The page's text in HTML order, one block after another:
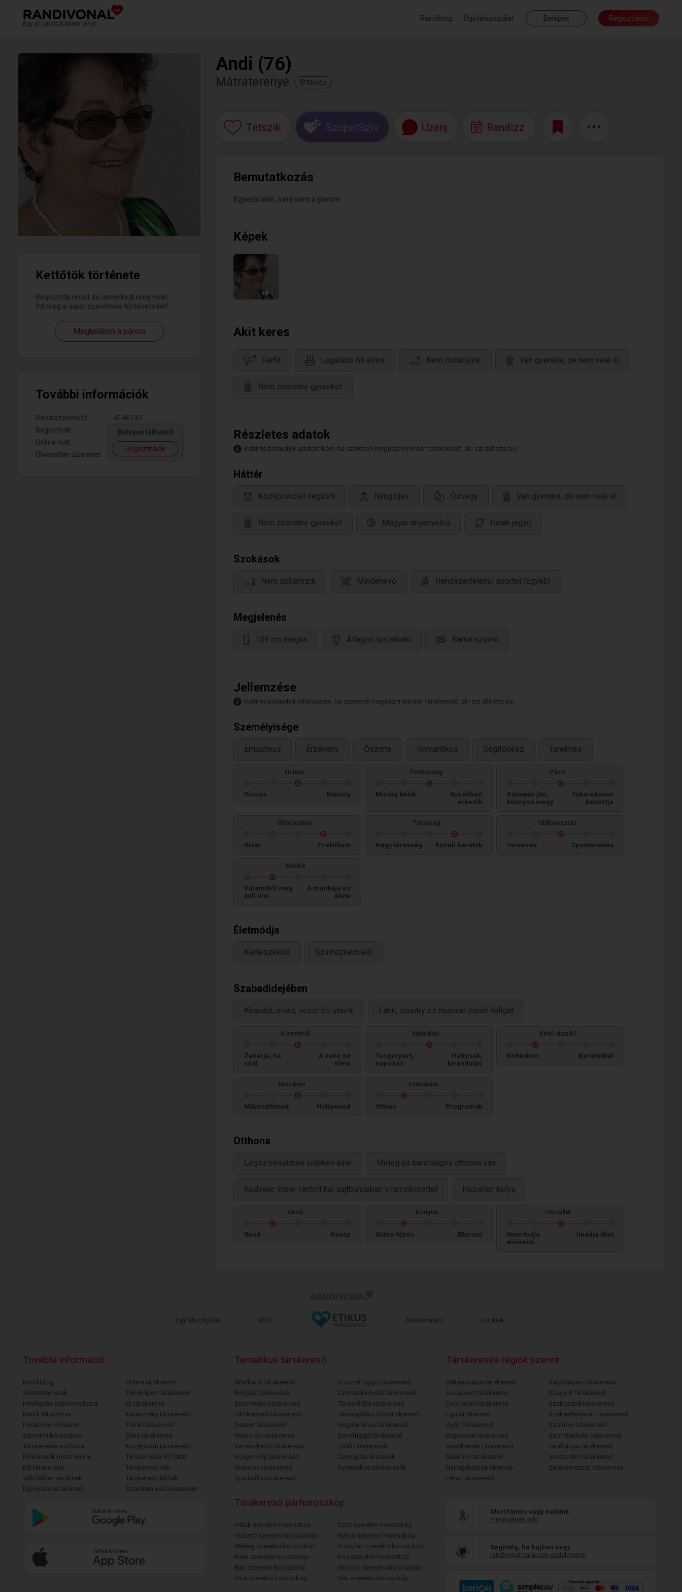
Egy jó randiból bármi lehet.
Randiblog Ügyfélszolgálat Belépés Regisztráció
Kettőtök története
Regisztrálj most és ismerkedj meg vele!
Írd meg a saját szerelmes történetedet!
Megtalálom a párom
További információk
Randiazonosító:
4146132
Regisztrált:
Online volt:
Olvasatlan üzenetei:
Belépve láthatod
Regisztrálok
Andi (76)
Mátraterenye Térkép
Tetszik SzuperSzív Üzenj Randizz
Bemutatkozás
Egyedülálló, keresem a parom
Képek
Akit keres
Férfit Legalább 66 éves Nem dohányzik Van gyereke, de nem vele él
Nem szeretne gyereket
Részletes adatok
Kattints bármelyik adatcímkére, ha szeretnél megnézni minden társkeresőt, aki ezt állította be.
Háttér
Középiskolát végzett Nyugdíjas Özvegy Van gyereke, de nem vele él
Nem szeretne gyereket Magyar anyanyelvű Halak jegyű
Szokások
Nem dohányzik Mindenevő Rendszertelenül sportol (Egyéb)
Megjelenés
159 cm magas Átlagos testalkatú Barna szemű
Jellemzése
Kattints bármelyik jellemzésre, ha szeretnél megnézni minden társkeresőt, aki ezt állította be.
Személyisége
Empatikus Érzékeny Őszinte Romantikus Segítőkész Türelmes
Humor
Vicces Komoly
Pontosság
Mindig késik
Korábban
érkezik
Pénz
Könnyen jön,
könnyen megy
Takarékosan
beosztja
Öltözködés
Divat Praktikum
Társaság
Nagy társaság Közeli barátok
Időbeosztás
Tervezés Spontaneitás
Munka
Valamiből meg
kell élni
A munkája az
élete
Életmódja
Kertészkedő Színházkedvelő
Szabadidejében
Kirándul, olvas, vezet és utazik Latin, country és musical zenét hallgat
A zenéről
Zavarja, ha
szól
A zene az
élete
Nyaralás:
Tengerpart,
napozás
Hátizsák,
kirándulás
Kivel utazik?
Kettesben Barátokkal
Moziban...
Művészfilmek Hollywood
Esténként...
Otthon Programok
Otthona
Legszívesebben vidéken élne Meleg és barátságos otthona van
Kedvenc étele: rántott hal sajtbundában vitaminkörettel Háziállat: kutya
Rend
Rend Káosz
Konyha
Sütés-főzés Étterem
Háziállat
Nem tudja
elviselni
Imádja őket
Ügyfélszolgálat ÁSZF Adatvédelem Cookiek
További információ
Randiblog
Sikertörténetek
Intelligens ajánlórendszer
Randi Akadémia
Facebook oldalunk
Szerelmi horoszkóp
Társkeresés mobilon
Párkeresők most online
Elit társkereső
Válófélben lévőknek
Diplomás társkereső
Online társkereső
Fényképes társkereső
Új társkereső
Keresztény társkereső
Fiatal társkereső
30as társkereső
Középkorú társkereső
Társkeresés 50 felett
Társkereső nők
Társkereső férfiak
Szerelem első keresésre
Tematikus társkereső
Állatbarát társkereső
Bringás társkereső
Ezermester társkereső
Filmkedvelő társkereső
Gamer társkereső
Humoros társkereső
Kertészkedő társkereső
Könyvmoly társkereső
Motoros társkereső
Spirituális társkereső
Sorozatfüggő társkereső
Színházkedvelő társkereső
Táncoslábú társkereső
Társasjátékozós társkereső
Vegetáriánus társkereső
Zenefüggő társkereső
Elvált társkeresők
Özvegy társkeresők
Gyermekes társkeresők
Társkeresés régiók szerint
Békéscsabai társkereső
Budapesti társkereső
Debreceni társkereső
Egri társkereső
Győri társkereső
Kaposvári társkereső
Kecskeméti társkereső
Miskolci társkereső
Nyíregyházi társkereső
Pécsi társkereső
Salgótarjáni társkereső
Szegedi társkereső
Szekszárdi társkereső
Székesfehérvári társkereső
Szolnoki társkereső
Szombathelyi társkereső
Tatabányai társkereső
Veszprémi társkereső
Zalaegerszegi társkereső
Társkereső párhoroszkóp
Halak szerelmi horoszkóp
Vízöntő szerelmi horoszkóp
Mérleg szerelmi horoszkóp
Ikrek szerelmi horoszkóp
Bak szerelmi horoszkóp
Bika szerelmi horoszkóp
Szűz szerelmi horoszkóp
Nyilas szerelmi horoszkóp
Oroszlán szerelmi horoszkóp
Kos szerelmi horoszkóp
Skorpió szerelmi horoszkóp
Rák szerelmi horoszkóp
Mert fontos vagy nekünk
mehnyakrak.info
Segítség, ha bajban vagy
randivonal.hu/a-nok-vedelmeben